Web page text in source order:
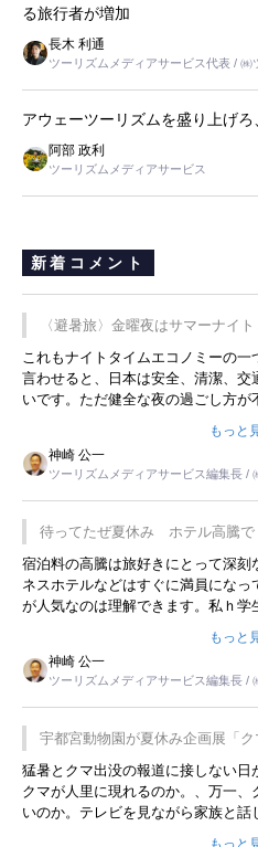
る旅行者が増加
長木 利通
ツーリズムメディアサービス代表 / ㈱
アウェーツーリズムを盛り上げ
阿部 政利
ツーリズムメディアサービス
新着コメント
〈避暑旅〉金曜夜はサマーナイ
これもナイトタイムエコノミーの
言わせると、日本は安全、清潔、
いです。ただ健全な夜の過ごし方
ような意味で、金曜夜にこのよう
限らず外国人にとっても楽しみが増
もっと
神崎 公一
ツーリズムメディアサービス編集長 /
待ってたぜ夏休み ホテル高騰で
宿泊料の高騰は旅好きにとって深
ネスホテルなどはすぐに満員にな
が人気なのは理解できます。私ｈ
をした時は、移動はグレイハウン
用してホテル代を浮かせていまし
す。若い人が夜行バスで京都に行っ
が残らないのかなと思ってしまいま
もっと
神崎 公一
ツーリズムメディアサービス編集長 /
宇都宮動物園が夏休み企画展「
開催
猛暑とクマ出没の報道に接しない日
クマが人里に現れるのか。、万一
いのか。テレビを見ながら家族と
んてことは、冗談でもいえません
もっと